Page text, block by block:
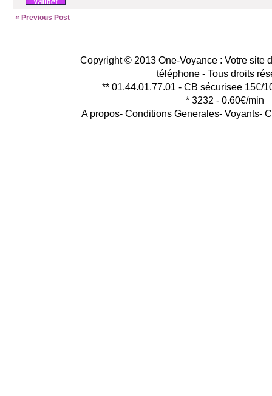
« Previous Post
Copyright © 2013 One-Voyance : Votre site
téléphone - Tous droits
** 01.44.01.77.01 - CB sécurisee 15€/
* 3232 - 0.60€/min
A propos- Conditions Generales- Voyants-